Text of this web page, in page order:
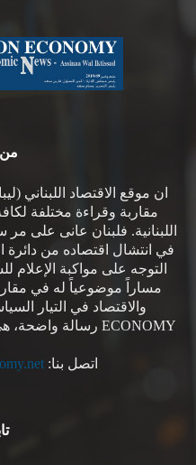
ان موقع الاقتصاد اللبناني
مقاربة وقراءة مختلفة
اللبنانية. فلبنان عانى على
في انتشال اقتصاده من دائرة
التوجه على مواكبة الإعلام
مساراً موضوعياً له في
ECONOMY رسالة واضحة، هي: تغليب الاقتصاد على السياسة.
اتصل بنا: